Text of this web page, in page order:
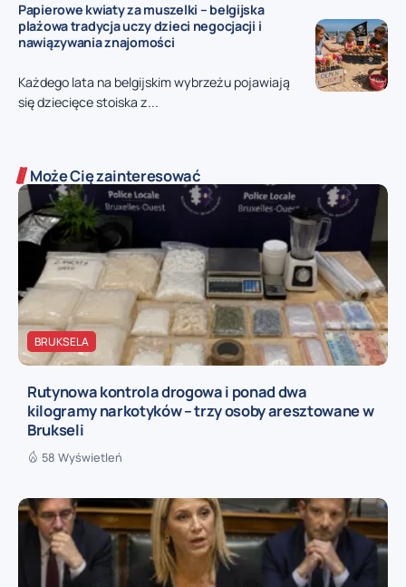
Papierowe kwiaty za muszelki – belgijska
plażowa tradycja uczy dzieci negocjacji i
nawiązywania znajomości
Każdego lata na belgijskim wybrzeżu pojawiają
się dziecięce stoiska z...
Może Cię zainteresować
BRUKSELA
Rutynowa kontrola drogowa i ponad dwa
kilogramy narkotyków – trzy osoby aresztowane w
Brukseli
58 Wyświetleń